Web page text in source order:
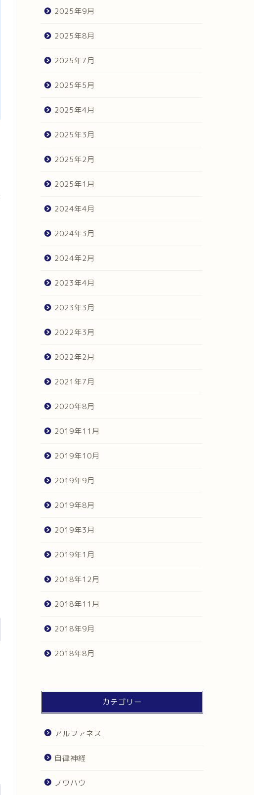
2025年9月
2025年8月
2025年7月
2025年5月
2025年4月
2025年3月
2025年2月
2025年1月
2024年4月
2024年3月
2024年2月
2023年4月
2023年3月
2022年3月
2022年2月
2021年7月
2020年8月
2019年11月
2019年10月
2019年9月
2019年8月
2019年3月
2019年1月
2018年12月
2018年11月
2018年9月
2018年8月
カテゴリー
アルファネス
自律神経
ノウハウ